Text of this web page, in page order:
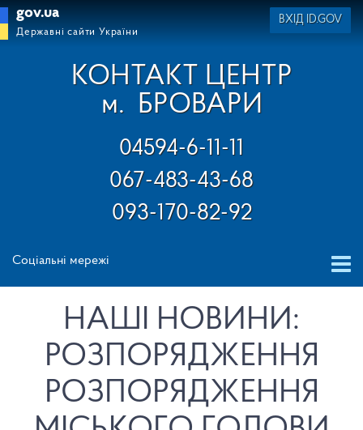
gov.ua
Державні сайти України
ВХІД ID.GOV
КОНТАКТ ЦЕНТР
м. БРОВАРИ
04594-6-11-11
067-483-43-68
093-170-82-92
Соціальні мережі
НАШІ НОВИНИ:
РОЗПОРЯДЖЕННЯ
РОЗПОРЯДЖЕННЯ